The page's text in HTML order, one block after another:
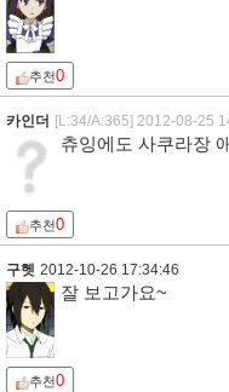
추천0
카인더 [L:34/A:365] 2012-08-25
츄잉에도 사쿠라장
추천0
구헷 2012-10-26 17:34:46
잘 보고가요~
추천0